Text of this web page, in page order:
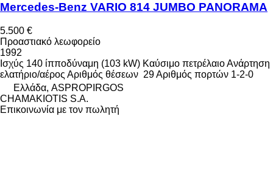
Mercedes-Benz VARIO 814 JUMBO PANORAMA
5.500 €
Προαστιακό λεωφορείο
1992
Ισχύς 140 ίπποδύναμη (103 kW) Καύσιμο πετρέλαιοΑνάρτηση
ελατήριο/αέρος Αριθμός θέσεων 29Αριθμός πορτών 1-2-0
Ελλάδα, ASPROPIRGOS
CHAMAKIOTIS S.A.
Επικοινωνία με τον πωλητή